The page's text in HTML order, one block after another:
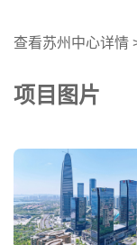
查看苏州中心详情
项目图片